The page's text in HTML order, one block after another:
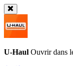
U-Haul Ouvrir dans